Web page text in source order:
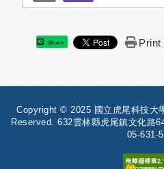
Share Print
:::
Copyright © 2025 國立虎尾科技大
Reserved. 632雲林縣虎尾鎮文化路
05-631-